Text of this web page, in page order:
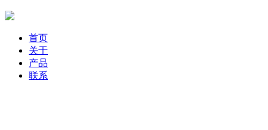
首页
关于
产品
联系